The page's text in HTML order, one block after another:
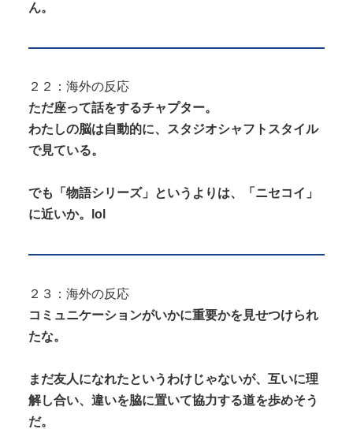
ん。
２２：海外の反応
ただ座って話をするチャプター。
わたしの脳は自動的に、スタジオシャフトスタイル
で見ている。
でも「物語シリーズ」というよりは、「ニセコイ」
に近いか。lol
２３：海外の反応
コミュニケーションがいかに重要かを見せつけられ
たな。
まだ友人になれたというわけじゃないが、互いに理
解し合い、違いを脇に置いて協力する道を歩めそう
だ。